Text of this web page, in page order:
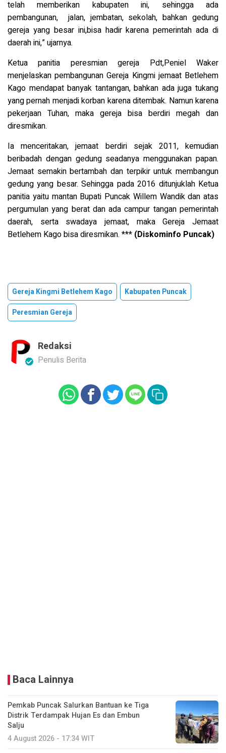
telah memberikan kabupaten ini, sehingga ada
pembangunan, jalan, jembatan, sekolah, bahkan gedung
gereja yang besar ini,bisa hadir karena pemerintah ada di
daerah ini,” ujarnya.
Ketua panitia peresmian gereja Pdt,Peniel Waker
menjelaskan pembangunan Gereja Kingmi jemaat Betlehem
Kago mendapat banyak tantangan, bahkan ada juga tukang
yang pernah menjadi korban karena ditembak. Namun karena
pekerjaan Tuhan, maka gereja bisa berdiri megah dan
diresmikan.
Ia menceritakan, jemaat berdiri sejak 2011, kemudian
beribadah dengan gedung seadanya menggunakan papan.
Jemaat semakin bertambah dan terpikir untuk membangun
gedung yang besar. Sehingga pada 2016 ditunjuklah Ketua
panitia yaitu mantan Bupati Puncak Willem Wandik dan atas
pergumulan yang berat dan ada campur tangan pemerintah
daerah, serta swadaya jemaat, maka Gereja Jemaat
Betlehem Kago bisa diresmikan. *** (Diskominfo Puncak)
Gereja Kingmi Betlehem Kago
Kabupaten Puncak
Peresmian Gereja
Redaksi
Penulis Berita
Baca Lainnya
Pemkab Puncak Salurkan Bantuan ke Tiga
Distrik Terdampak Hujan Es dan Embun
Salju
4 August 2026 - 17:34 WIT